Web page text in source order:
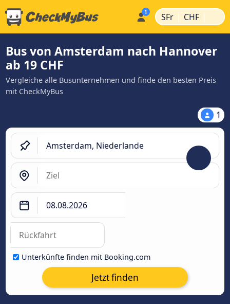
SFr | CHF |
Bus von Amsterdam nach Hannover
ab 19 CHF
Vergleiche alle Busunternehmen und finde den besten Preis
mit CheckMyBus
1
Unterkünfte finden mit Booking.com
Jetzt finden